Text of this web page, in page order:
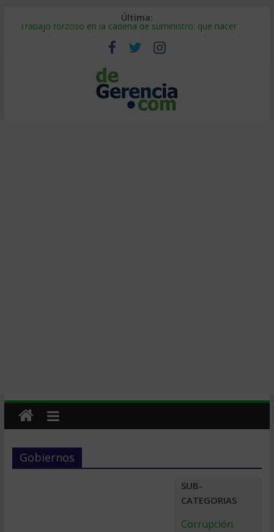
Última:
Trabajo forzoso en la cadena de suministro: qué hacer
Mercado hispano de EE. UU.: cómo segmentarlo y venderle
Stablecoins para empresas: cómo pagar y cobrar en 2026
Despido silencioso: qué es y por qué sale tan caro
IA en selección de personal: cómo auditarla a tiempo
Gobiernos
SUB-
CATEGORIAS
Corrupción